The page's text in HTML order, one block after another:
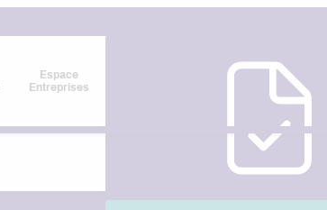
Espace
Entreprises